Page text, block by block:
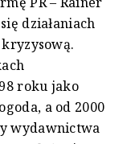
działaniach
roku jako
a od 2000
wydawnictwa